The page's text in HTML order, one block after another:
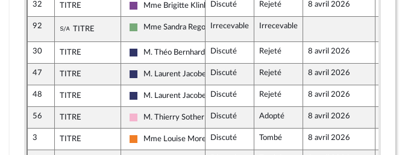
32 TITRE
Ensemble pour la République
Mme Brigitte KlinkertDiscuté Rejeté 8 avril 2026
92 Sous-amendement de l'amendement n°32
TITRE Écologiste et Social
Mme Sandra Regol Irrecevable Irrecevable
30 TITRE
Rassemblement National
M. Théo Bernhardt Discuté Rejeté 8 avril 2026
47 TITRE
Rassemblement National
M. Laurent JacobelliDiscuté Rejeté 8 avril 2026
48 TITRE
Rassemblement National
M. Laurent JacobelliDiscuté Rejeté 8 avril 2026
56 TITRE
Socialistes et apparentés
M. Thierry Sother Discuté Adopté 8 avril 2026
3 TITRE
Les Démocrates
Mme Louise Morel Discuté Tombé 8 avril 2026